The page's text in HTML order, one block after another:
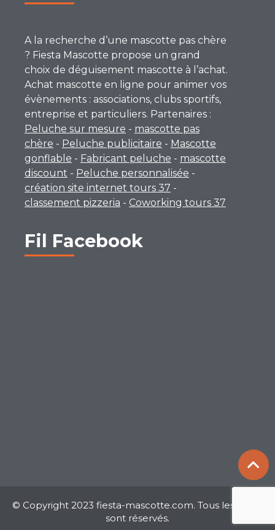
A la recherche d’une mascotte pas chère
? Fiesta Mascotte propose un grand
choix de déguisement mascotte à l’achat.
Achat mascotte en ligne pour animer vos
évènements : associations, clubs sportifs,
entreprise et particuliers. Partenaires :
Peluche sur mesure - mascotte pas
chère - Peluche publicitaire - Mascotte
gonflable - Fabricant peluche - mascotte
discount - Peluche personnalisée -
création site internet tours 37 -
classement pizzeria - Coworking tours 37
Fil Facebook
© Copyright 2023 fiesta-mascotte.com. Tous les droits
sont réservés.